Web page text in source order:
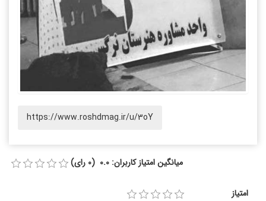
https://www.roshdmag.ir/u/3oY
میانگین امتیاز کاربران: 0.0 (0 رای)
امتیاز